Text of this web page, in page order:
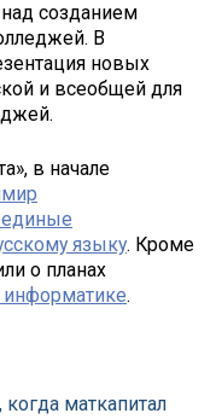
созданием
В
новых
и всеобщей для
в начале
единые
языку. Кроме
о планах
информатике.
когда маткапитал